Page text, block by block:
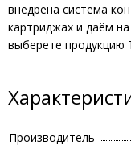
внедрена система
картриджах и даём
выберете продукцию
Производитель